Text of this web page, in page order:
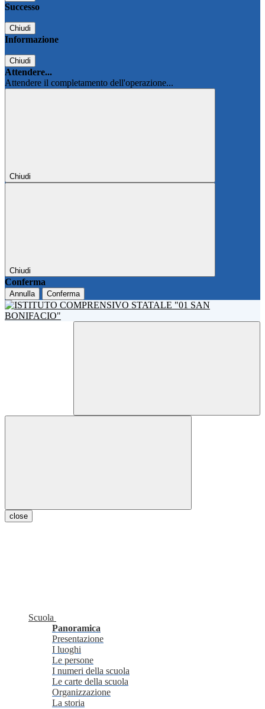
Successo
Chiudi
Informazione
Chiudi
Attendere...
Attendere il completamento dell'operazione...
Chiudi
Chiudi
Conferma
Annulla Conferma
close
Scuola
Panoramica
Presentazione
I luoghi
Le persone
I numeri della scuola
Le carte della scuola
Organizzazione
La storia